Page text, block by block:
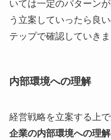
いては一定のパターン
う立案していったら良
テップで確認していきま
内部環境への理解
経営戦略を立案する上
企業の内部環境への理解